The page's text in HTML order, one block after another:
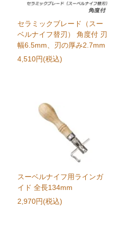
セラミックブレード（スー
ベルナイフ替刃） 角度付 刃
幅6.5mm、刃の厚み2.7mm
4,510円(税込)
スーベルナイフ用ラインガ
イド 全長134mm
2,970円(税込)